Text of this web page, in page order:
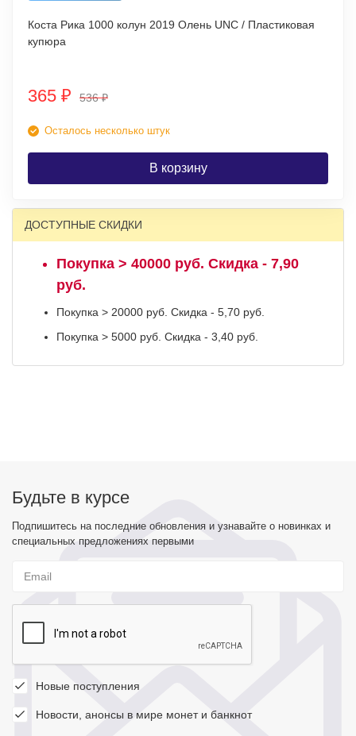
Коста Рика 1000 колун 2019 Олень UNC / Пластиковая
купюра
365 ₽ 536₽
Осталось несколько штук
В корзину
ДОСТУПНЫЕ СКИДКИ
Покупка > 40000 руб. Скидка - 7,90
руб.
Покупка > 20000 руб. Скидка - 5,70 руб.
Покупка > 5000 руб. Скидка - 3,40 руб.
Будьте в курсе
Подпишитесь на последние обновления и узнавайте о новинках и
специальных предложениях первыми
Новые поступления
Новости, анонсы в мире монет и банкнот